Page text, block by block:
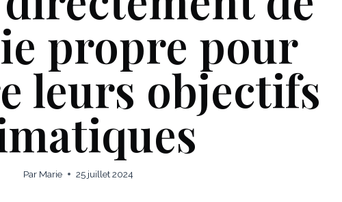
propre pour
leurs objectifs
Par Marie 25 juillet 2024